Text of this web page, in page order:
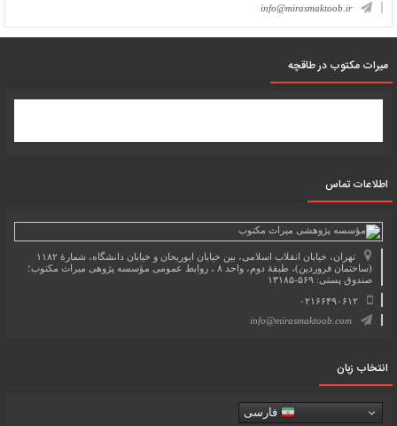
info@mirasmaktoob.ir
میرات مکتوب در طاقچه
اطلاعات تماس
تهران، خیابان انقلاب اسلامی، بین خیابان ابوریحان و خیابان دانشگاه، شمارۀ ۱۱۸۲
(ساختمان فروردین)، طبقۀ دوم، واحد ۸ ، روابط عمومی مؤسسه پژوهی میراث مکتوب؛
صندوق پستی: ۵۶۹-۱۳۱۸۵
۰۲۱۶۶۴۹۰۶۱۲
info@mirasmaktoob.com
انتخاب زبان
فارسی